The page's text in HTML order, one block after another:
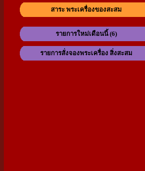
สาระ พระเครื่องของสะสม
รายการใหม่เดือนนี้ (6)
รายการสั่งจองพระเครื่อง สิ่งสะสม